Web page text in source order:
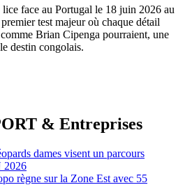
face au Portugal le 18 juin 2026 au
test majeur où chaque détail
Brian Cipenga pourraient, une
destin congolais.
& Entreprises
dames visent un parcours
2026
règne sur la Zone Est avec 55